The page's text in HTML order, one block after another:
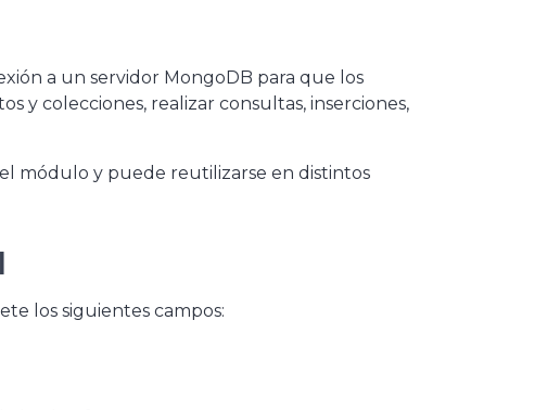
a un servidor MongoDB para que los
y colecciones, realizar consultas, inserciones,
módulo y puede reutilizarse en distintos
los siguientes campos: